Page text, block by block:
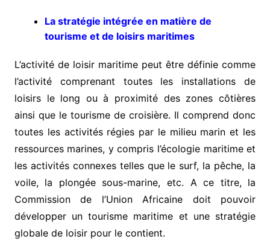
La stratégie intégrée en matière de
tourisme et de loisirs maritimes
L’activité de loisir maritime peut être définie comme
l’activité comprenant toutes les installations de
loisirs le long ou à proximité des zones côtières
ainsi que le tourisme de croisière. Il comprend donc
toutes les activités régies par le milieu marin et les
ressources marines, y compris l’écologie maritime et
les activités connexes telles que le surf, la pêche, la
voile, la plongée sous-marine, etc. A ce titre, la
Commission de l’Union Africaine doit pouvoir
développer un tourisme maritime et une stratégie
globale de loisir pour le contient.